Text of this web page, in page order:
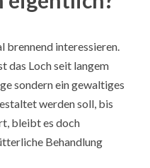
brennend interessieren.
das Loch seit langem
sondern ein gewaltiges
werden soll, bis
bleibt es doch
Behandlung